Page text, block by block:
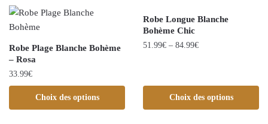
Robe Plage Blanche Bohème
– Rosa
33.99€
Choix des options
Robe Longue Blanche
Bohème Chic
51.99€ – 84.99€
Choix des options